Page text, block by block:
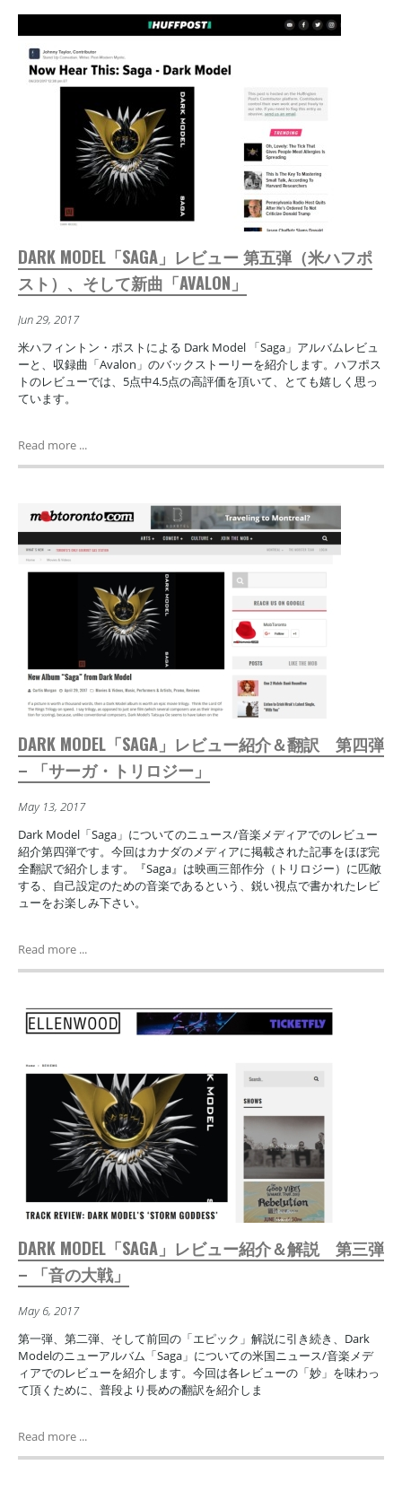
DARK MODEL「SAGA」レビュー 第五弾（米ハフポ
スト）、そして新曲「AVALON」
Jun 29, 2017
米ハフィントン・ポストによる Dark Model 「Saga」アルバムレビュ
ーと、収録曲「Avalon」のバックストーリーを紹介します。ハフポス
トのレビューでは、5点中4.5点の高評価を頂いて、とても嬉しく思っ
ています。
Read more ...
DARK MODEL「SAGA」レビュー紹介＆翻訳 第四弾
– 「サーガ・トリロジー」
May 13, 2017
Dark Model「Saga」についてのニュース/音楽メディアでのレビュー
紹介第四弾です。今回はカナダのメディアに掲載された記事をほぼ完
全翻訳で紹介します。『Saga』は映画三部作分（トリロジー）に匹敵
する、自己設定のための音楽であるという、鋭い視点で書かれたレビ
ューをお楽しみ下さい。
Read more ...
DARK MODEL「SAGA」レビュー紹介＆解説 第三弾
– 「音の大戦」
May 6, 2017
第一弾、第二弾、そして前回の「エピック」解説に引き続き、Dark
Modelのニューアルバム「Saga」についての米国ニュース/音楽メデ
ィアでのレビューを紹介します。今回は各レビューの「妙」を味わっ
て頂くために、普段より長めの翻訳を紹介しま
Read more ...